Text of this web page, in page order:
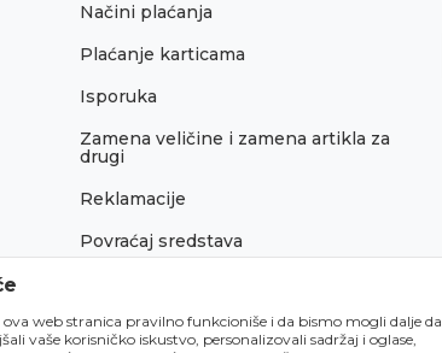
Načini plaćanja
Plaćanje karticama
Isporuka
Zamena veličine i zamena artikla za
drugi
Reklamacije
Povraćaj sredstava
web stranica pravilno funkcioniše i da bismo mogli dalje da
vaše korisničko iskustvo, personalizovali sadržaj i oglase,